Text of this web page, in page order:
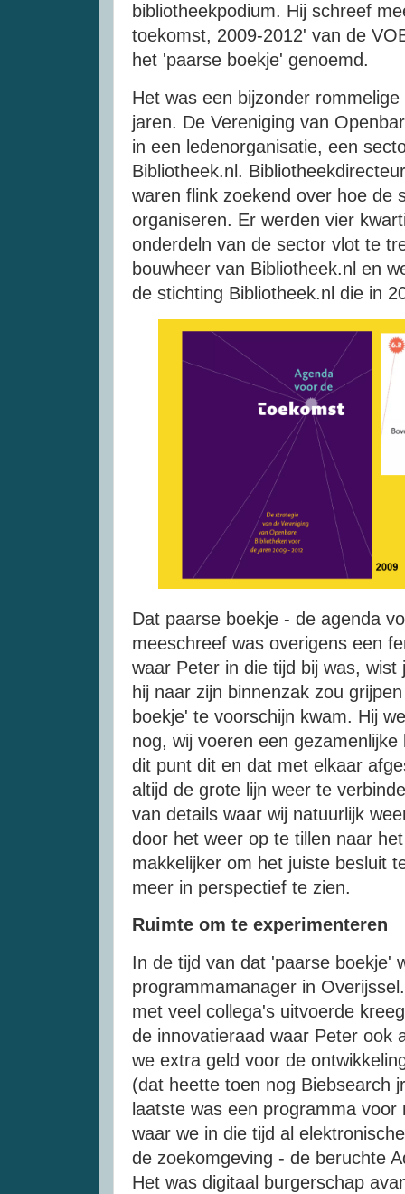
bibliotheekpodium. Hij schreef
toekomst, 2009-2012' van de
het 'paarse boekje' genoemd.
Het was een bijzonder
jaren. De Vereniging van
in een ledenorganisatie, een
Bibliotheek.nl.
waren flink zoekend over hoe de
organiseren. Er werden vier
onderdeln van de sector vlot te
bouwheer van Bibliotheek.nl en
de stichting Bibliotheek.nl die in
Dat paarse boekje - de agenda
meeschreef was overigens een
waar Peter in die tijd bij was,
hij naar zijn binnenzak zou
boekje' te voorschijn kwam. Hij
nog, wij voeren een
dit punt dit en dat met elkaar
altijd de grote lijn weer te
van details waar wij natuurlijk
door het weer op te tillen naar
makkelijker om het juiste besluit
meer in perspectief te zien.
Ruimte om te experimenteren
In de tijd van dat 'paarse boekje'
programmamanager in
met veel collega's uitvoerde
de innovatieraad waar Peter ook
we extra geld voor de
(dat heette toen nog Biebsearch
laatste was een programma
waar we in die tijd al
de zoekomgeving - de beruchte
Het was digitaal burgerschap